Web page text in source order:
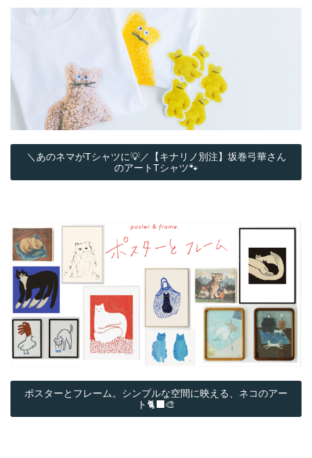
＼あのネマがTシャツに💡／【キナリノ別注】坂巻弓華さん
のアートTシャツ🐾
ポスターとフレーム。シンプルな空間に映える、ネコのアー
ト🐈‍⬛🎨